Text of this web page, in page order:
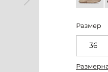
Размер
36